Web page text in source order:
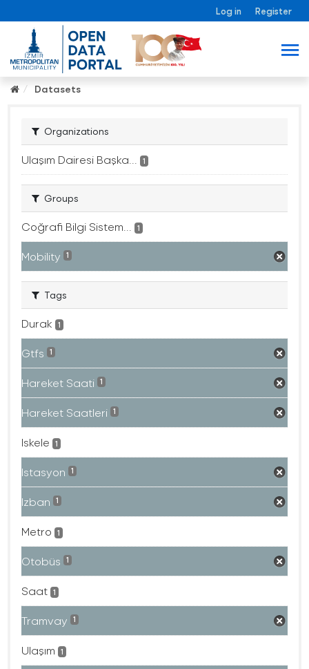
Log in Register
Datasets
Organizations
Ulaşım Dairesi Başka... 1
Groups
Coğrafi Bilgi Sistem... 1
Mobility 1
Tags
Durak 1
Gtfs 1
Hareket Saati 1
Hareket Saatleri 1
Iskele 1
Istasyon 1
Izban 1
Metro 1
Otobüs 1
Saat 1
Tramvay 1
Ulaşım 1